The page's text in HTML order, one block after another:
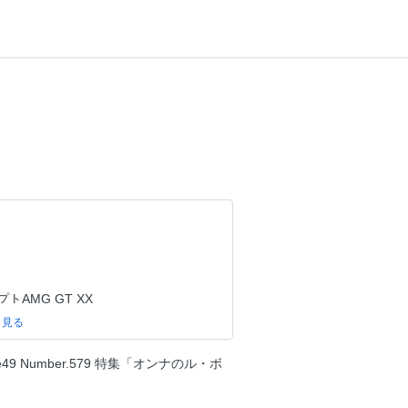
トAMG GT XX
Number.579 特集「オンナのル・ボ